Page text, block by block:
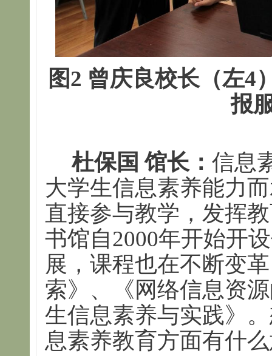
图2 曾庆良校长（左4
报
杜保国 馆长： 信息
大学生信息素养能力
直接参与教学，发挥
书馆自2000年开始开
展，课程也在不断变
索》、《网络信息资
生信息素养与实践》
息素养教育方面有什